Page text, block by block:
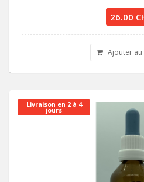
26.00
Ajouter
Livraison en 2 à 4
jours